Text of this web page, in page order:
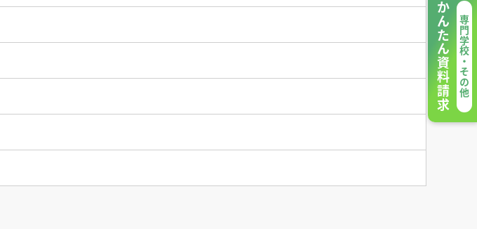
専門学校・その他
かんたん資料請求